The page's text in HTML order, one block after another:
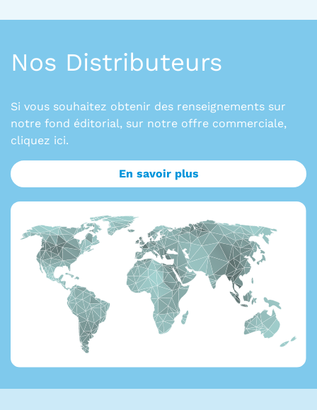
Nos Distributeurs
Si vous souhaitez obtenir des renseignements sur
notre fond éditorial, sur notre offre commerciale,
cliquez ici.
En savoir plus